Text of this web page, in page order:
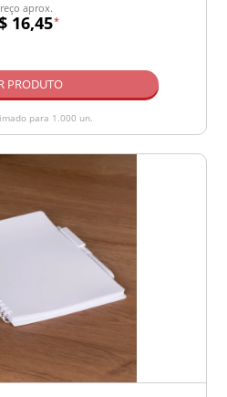
aprox.
16,45*
PRODUTO
para 1.000 un.